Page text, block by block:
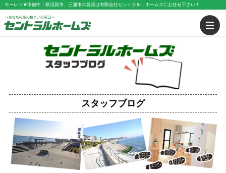
モーレツ★準備中 | 横須賀市、三浦市の賃貸は有限会社セントラル・ホームズにお任せ下さい！
スタッフブログ